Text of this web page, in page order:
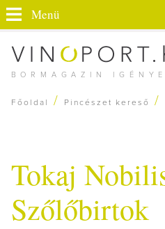
BORMAGAZIN
Menü
Főoldal / Pincészet kereső /
Tokaj
Szőlőbirtok